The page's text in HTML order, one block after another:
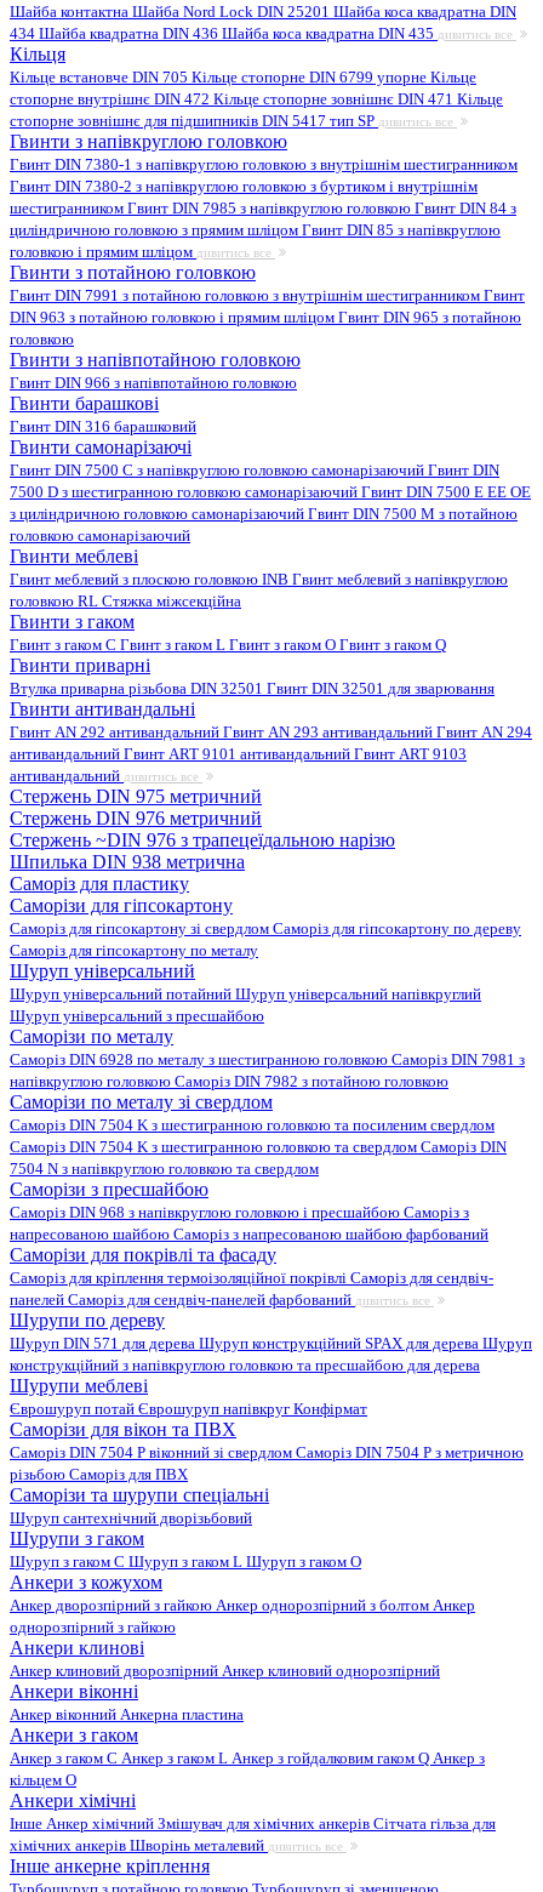
Шайба контактна Шайба Nord Lock DIN 25201 Шайба коса квадратна DIN
434 Шайба квадратна DIN 436 Шайба коса квадратна DIN 435 дивитись все
Кільця
Кільце встановче DIN 705 Кільце стопорне DIN 6799 упорне Кільце
стопорне внутрішнє DIN 472 Кільце стопорне зовнішнє DIN 471 Кільце
стопорне зовнішнє для підшипників DIN 5417 тип SP дивитись все
Гвинти з напівкруглою головкою
Гвинт DIN 7380-1 з напівкруглою головкою з внутрішнім шестигранником
Гвинт DIN 7380-2 з напівкруглою головкою з буртиком і внутрішнім
шестигранником Гвинт DIN 7985 з напівкруглою головкою Гвинт DIN 84 з
циліндричною головкою з прямим шліцом Гвинт DIN 85 з напівкруглою
головкою і прямим шліцом дивитись все
Гвинти з потайною головкою
Гвинт DIN 7991 з потайною головкою з внутрішнім шестигранником Гвинт
DIN 963 з потайною головкою і прямим шліцом Гвинт DIN 965 з потайною
головкою
Гвинти з напівпотайною головкою
Гвинт DIN 966 з напівпотайною головкою
Гвинти барашкові
Гвинт DIN 316 барашковий
Гвинти самонарізаючі
Гвинт DIN 7500 C з напівкруглою головкою самонарізаючий Гвинт DIN
7500 D з шестигранною головкою самонарізаючий Гвинт DIN 7500 E EE OE
з циліндричною головкою самонарізаючий Гвинт DIN 7500 M з потайною
головкою самонарізаючий
Гвинти меблеві
Гвинт меблевий з плоскою головкою INB Гвинт меблевий з напівкруглою
головкою RL Стяжка міжсекційна
Гвинти з гаком
Гвинт з гаком C Гвинт з гаком L Гвинт з гаком O Гвинт з гаком Q
Гвинти приварні
Втулка приварна різьбова DIN 32501 Гвинт DIN 32501 для зварювання
Гвинти антивандальні
Гвинт AN 292 антивандальний Гвинт AN 293 антивандальний Гвинт AN 294
антивандальний Гвинт ART 9101 антивандальний Гвинт ART 9103
антивандальний дивитись все
Стержень DIN 975 метричний
Стержень DIN 976 метричний
Стержень ~DIN 976 з трапецеїдальною нарізю
Шпилька DIN 938 метрична
Саморіз для пластику
Саморізи для гіпсокартону
Саморіз для гіпсокартону зі свердлом Саморіз для гіпсокартону по дереву
Саморіз для гіпсокартону по металу
Шуруп універсальний
Шуруп універсальний потайний Шуруп універсальний напівкруглий
Шуруп універсальний з пресшайбою
Саморізи по металу
Саморіз DIN 6928 по металу з шестигранною головкою Саморіз DIN 7981 з
напівкруглою головкою Саморіз DIN 7982 з потайною головкою
Саморізи по металу зі свердлом
Саморіз DIN 7504 K з шестигранною головкою та посиленим свердлом
Саморіз DIN 7504 K з шестигранною головкою та свердлом Саморіз DIN
7504 N з напівкруглою головкою та свердлом
Саморізи з пресшайбою
Саморіз DIN 968 з напівкруглою головкою і пресшайбою Саморіз з
напресованою шайбою Саморіз з напресованою шайбою фарбований
Саморізи для покрівлі та фасаду
Саморіз для кріплення термоізоляційної покрівлі Саморіз для сендвіч-
панелей Саморіз для сендвіч-панелей фарбований дивитись все
Шурупи по дереву
Шуруп DIN 571 для дерева Шуруп конструкційний SPAX для дерева Шуруп
конструкційний з напівкруглою головкою та пресшайбою для дерева
Шурупи меблеві
Єврошуруп потай Єврошуруп напівкруг Конфірмат
Саморізи для вікон та ПВХ
Саморіз DIN 7504 P віконний зі свердлом Саморіз DIN 7504 P з метричною
різьбою Саморіз для ПВХ
Саморізи та шурупи спеціальні
Шуруп сантехнічний дворізьбовий
Шурупи з гаком
Шуруп з гаком C Шуруп з гаком L Шуруп з гаком O
Анкери з кожухом
Анкер дворозпірний з гайкою Анкер однорозпірний з болтом Анкер
однорозпірний з гайкою
Анкери клинові
Анкер клиновий дворозпірний Анкер клиновий однорозпірний
Анкери віконні
Анкер віконний Анкерна пластина
Анкери з гаком
Анкер з гаком C Анкер з гаком L Анкер з гойдалковим гаком Q Анкер з
кільцем O
Анкери хімічні
Інше Анкер хімічний Змішувач для хімічних анкерів Сітчата гільза для
хімічних анкерів Шворінь металевий дивитись все
Інше анкерне кріплення